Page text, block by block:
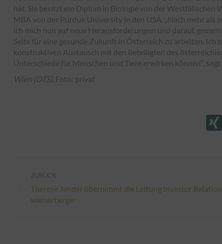
hat. Sie besitzt ein Diplom in Biologie von der
MBA von der Purdue University in den USA.
„Nach mehr
ich mich nun auf neue Herausforderungen und darauf,
Seite für eine gesunde Zukunft in Österreich zu arbeiten. Ich
konstruktiven Austausch mit den Beteiligten des
Unterschiede für Menschen und Tiere erwirken können“
Wien (OTS) , Foto: privat
ZURÜCK
Vorheriger
Beitrag:
Therese Jandér übernimmt die Leitung Investor
wienerberger